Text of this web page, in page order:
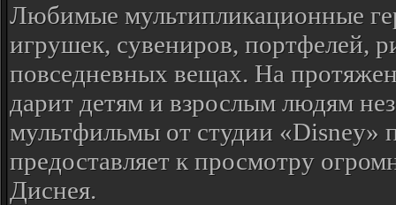
Любимые мультипликационные
игрушек, сувениров, портфелей,
повседневных вещах. На
дарит детям и взрослым людям
мультфильмы от студии «Disney»
предоставляет к просмотру
Диснея.